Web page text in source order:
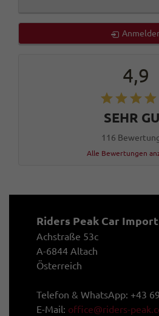
4,9
SEHR
116
Alle Bewertungen
Riders Peak Car Import
Achstraße 53c
A-6844 Altach
Österreich
Telefon & WhatsApp: +43
E-Mail: office@riders-